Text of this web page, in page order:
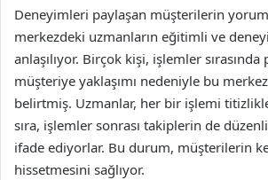
Deneyimleri paylaşan müşterilerin
merkezdeki uzmanların eğitimli ve
anlaşılıyor. Birçok kişi, işlemler
müşteriye yaklaşımı nedeniyle bu
belirtmiş. Uzmanlar, her bir işlemi
sıra, işlemler sonrası takiplerin de düzenli
ifade ediyorlar. Bu durum, müşterilerin
hissetmesini sağlıyor.